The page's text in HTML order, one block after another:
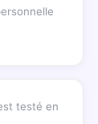
testé en